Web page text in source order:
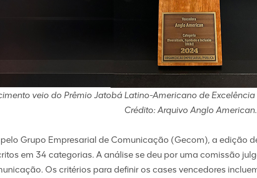
veio do Prêmio Jatobá Latino-Americano de
Crédito: Arquivo Anglo American.
Grupo Empresarial de Comunicação (Gecom), a edição
em 34 categorias. A análise se deu por uma comissão
Os critérios para definir os cases vencedores